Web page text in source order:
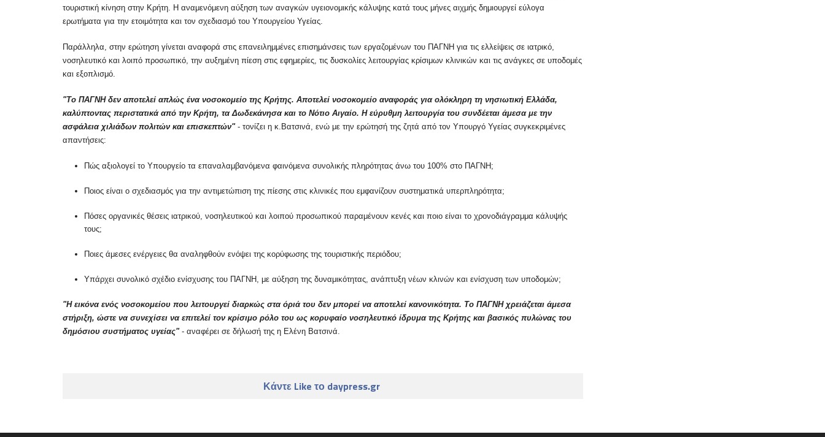
τουριστική κίνηση στην Κρήτη. Η αναμενόμενη αύξηση των αναγκών υγειονομικής κάλυψης κατά τους μήνες αιχμής δημιουργεί εύλογα
ερωτήματα για την ετοιμότητα και τον σχεδιασμό του Υπουργείου Υγείας.
Παράλληλα, στην ερώτηση γίνεται αναφορά στις επανειλημμένες επισημάνσεις των εργαζομένων του ΠΑΓΝΗ για τις ελλείψεις σε ιατρικό,
νοσηλευτικό και λοιπό προσωπικό, την αυξημένη πίεση στις εφημερίες, τις δυσκολίες λειτουργίας κρίσιμων κλινικών και τις ανάγκες σε υποδομές
και εξοπλισμό.
"Το ΠΑΓΝΗ δεν αποτελεί απλώς ένα νοσοκομείο της Κρήτης. Αποτελεί νοσοκομείο αναφοράς για ολόκληρη τη νησιωτική Ελλάδα,
καλύπτοντας περιστατικά από την Κρήτη, τα Δωδεκάνησα και το Νότιο Αιγαίο. Η εύρυθμη λειτουργία του συνδέεται άμεσα με την
ασφάλεια χιλιάδων πολιτών και επισκεπτών" - τονίζει η κ.Βατσινά, ενώ με την ερώτησή της ζητά από τον Υπουργό Υγείας συγκεκριμένες
απαντήσεις:
Πώς αξιολογεί το Υπουργείο τα επαναλαμβανόμενα φαινόμενα συνολικής πληρότητας άνω του 100% στο ΠΑΓΝΗ;
Ποιος είναι ο σχεδιασμός για την αντιμετώπιση της πίεσης στις κλινικές που εμφανίζουν συστηματικά υπερπληρότητα;
Πόσες οργανικές θέσεις ιατρικού, νοσηλευτικού και λοιπού προσωπικού παραμένουν κενές και ποιο είναι το χρονοδιάγραμμα κάλυψής
τους;
Ποιες άμεσες ενέργειες θα αναληφθούν ενόψει της κορύφωσης της τουριστικής περιόδου;
Υπάρχει συνολικό σχέδιο ενίσχυσης του ΠΑΓΝΗ, με αύξηση της δυναμικότητας, ανάπτυξη νέων κλινών και ενίσχυση των υποδομών;
"Η εικόνα ενός νοσοκομείου που λειτουργεί διαρκώς στα όριά του δεν μπορεί να αποτελεί κανονικότητα. Το ΠΑΓΝΗ χρειάζεται άμεσα
στήριξη, ώστε να συνεχίσει να επιτελεί τον κρίσιμο ρόλο του ως κορυφαίο νοσηλευτικό ίδρυμα της Κρήτης και βασικός πυλώνας του
δημόσιου συστήματος υγείας" - αναφέρει σε δήλωσή της η Ελένη Βατσινά.
Κάντε Like το daypress.gr